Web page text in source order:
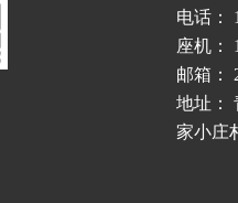
电话：
座机：
邮箱：
地址：
家小庄